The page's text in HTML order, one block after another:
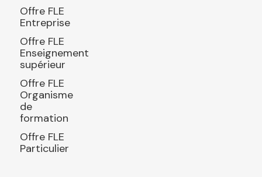
Offre FLE
Entreprise
Offre FLE
Enseignement
supérieur
Offre FLE
Organisme
de
formation
Offre FLE
Particulier